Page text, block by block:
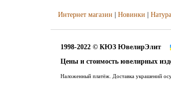
Интернет магазин | Новинки |
1998-2022 © КЮЗ ЮвелирЭлит
Цены и стоимость ювелирных
Наложенный платёж. Доставка украшений